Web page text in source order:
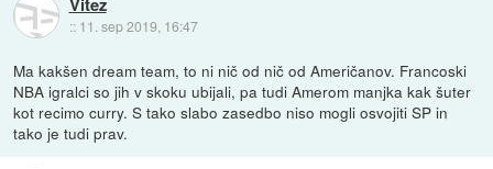
:: 11. sep 2019, 16:47
Ma kakšen dream team, to ni nič od nič od Američanov. Francoski
NBA igralci so jih v skoku ubijali, pa tudi Amerom manjka kak šuter
kot recimo curry. S tako slabo zasedbo niso mogli osvojiti SP in
tako je tudi prav.